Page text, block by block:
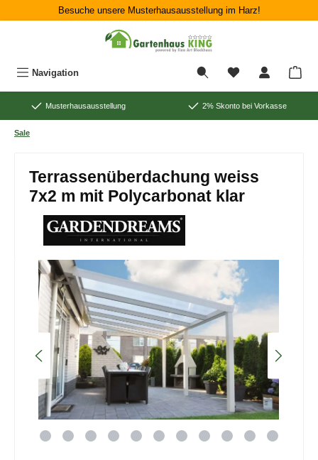
Zum Hauptinhalt springenBesuche unsere Musterhausausstellung im Harz!
Navigation
Musterhausausstellung 2% Skonto bei Vorkasse
Sale
Terrassenüberdachung weiss
7x2 m mit Polycarbonat klar
Bildergalerie überspringen